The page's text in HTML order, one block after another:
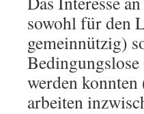
sowohl für den
gemeinnützig)
werden
arbeiten